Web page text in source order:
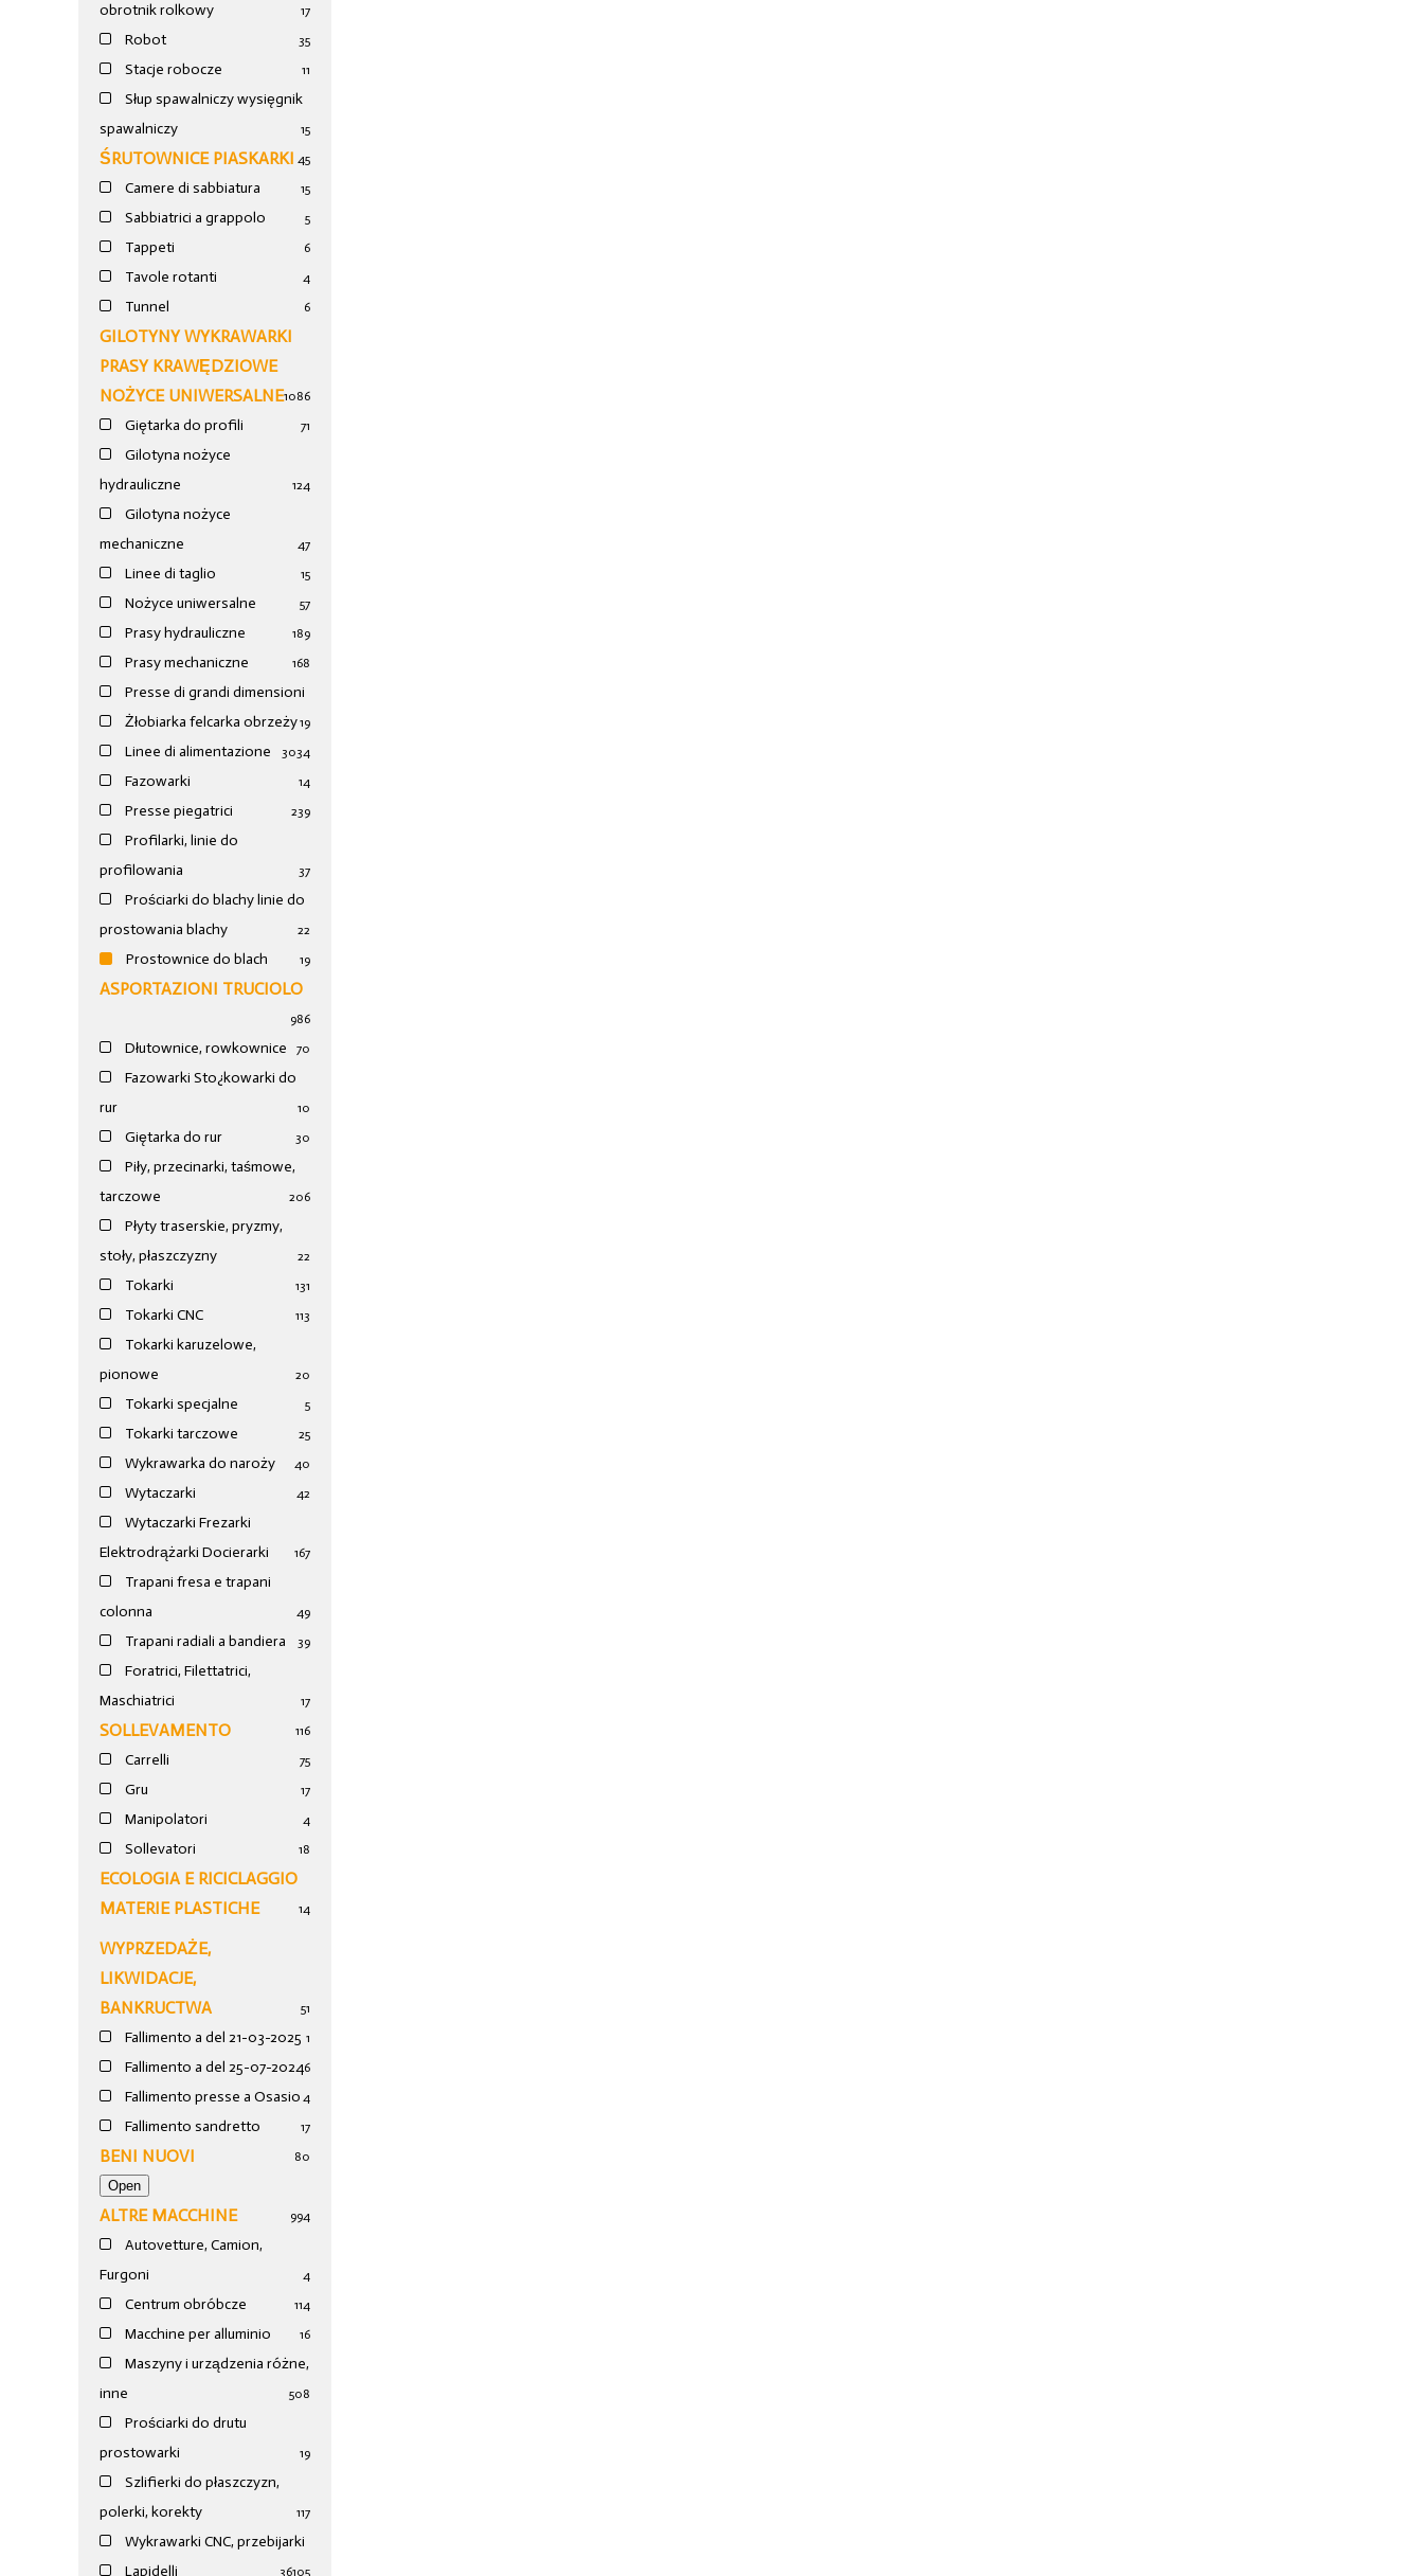
obrotnik rolkowy
17
Robot 35
Stacje robocze 11
Słup spawalniczy wysięgnik
spawalniczy
15
ŚRUTOWNICE PIASKARKI 45
Camere di sabbiatura 15
Sabbiatrici a grappolo 5
Tappeti 6
Tavole rotanti 4
Tunnel 6
GILOTYNY WYKRAWARKI
PRASY KRAWĘDZIOWE
NOŻYCE UNIWERSALNE1086
Giętarka do profili 71
Gilotyna nożyce
hydrauliczne
124
Gilotyna nożyce
mechaniczne
47
Linee di taglio 15
Nożyce uniwersalne 57
Prasy hydrauliczne 189
Prasy mechaniczne 168
Presse di grandi dimensioni
19
Żłobiarka felcarka obrzeży
34
Linee di alimentazione 30
Fazowarki 14
Presse piegatrici 239
Profilarki, linie do
profilowania
37
Prościarki do blachy linie do
prostowania blachy
22
Prostownice do blach 19
ASPORTAZIONI TRUCIOLO
986
Dłutownice, rowkownice 70
Fazowarki Sto¿kowarki do
rur
10
Giętarka do rur 30
Piły, przecinarki, taśmowe,
tarczowe
206
Płyty traserskie, pryzmy,
stoły, płaszczyzny
22
Tokarki 131
Tokarki CNC 113
Tokarki karuzelowe,
pionowe
20
Tokarki specjalne 5
Tokarki tarczowe 25
Wykrawarka do naroży 40
Wytaczarki 42
Wytaczarki Frezarki
Elektrodrążarki Docierarki
167
Trapani fresa e trapani
colonna
49
Trapani radiali a bandiera 39
Foratrici, Filettatrici,
Maschiatrici
17
SOLLEVAMENTO 116
Carrelli 75
Gru 17
Manipolatori 4
Sollevatori 18
ECOLOGIA E RICICLAGGIO
MATERIE PLASTICHE
14
WYPRZEDAŻE,
LIKWIDACJE,
BANKRUCTWA
51
Fallimento a del 21-03-2025 1
Fallimento a del 25-07-20246
Fallimento presse a Osasio 4
Fallimento sandretto 17
BENI NUOVI 80
ALTRE MACCHINE 994
Autovetture, Camion,
Furgoni
4
Centrum obróbcze 114
Macchine per alluminio 16
Maszyny i urządzenia różne,
inne
508
Prościarki do drutu
prostowarki
19
Szlifierki do płaszczyzn,
polerki, korekty
117
Wykrawarki CNC, przebijarki
105
Lapidelli 36